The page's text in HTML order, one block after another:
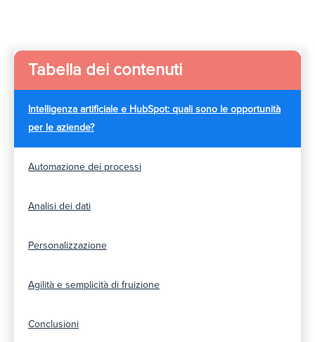
Tabella dei contenuti
Intelligenza artificiale e HubSpot: quali sono le opportunità
per le aziende?
Automazione dei processi
Analisi dei dati
Personalizzazione
Agilità e semplicità di fruizione
Conclusioni